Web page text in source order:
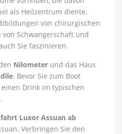
als Heilzentrum diente.
von chirurgischen
Schwangerschaft und
Sie faszinieren.
Nilometer und das Haus
. Bevor Sie zum Boot
Drink im typischen
Luxor Assuan ab
Verbringen Sie den